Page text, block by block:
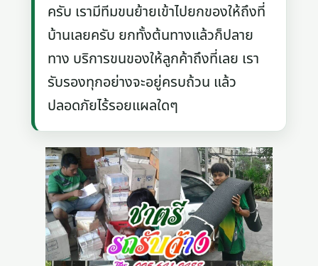
ครับ เรามีทีมขนย้ายเข้าไปยกของให้ถึงที่
บ้านเลยครับ ยกทั้งต้นทางแล้วก็ปลาย
ทาง บริการขนของให้ลูกค้าถึงที่เลย เรา
รับรองทุกอย่างจะอยู่ครบถ้วน แล้ว
ปลอดภัยไร้รอยแผลใดๆ